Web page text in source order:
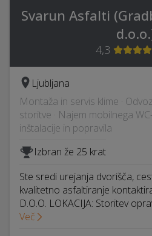
Svarun Asfalti
4,3
Ljubljana
Montaža in servis klime ·
storitve · Najem mobilnega
inštalacije in popravila
Izbran že 25 krat
Ste sredi urejanja dvorišča,
kvalitetno asfaltiranje
D.O.O. LOKACIJA: Storitev
Več